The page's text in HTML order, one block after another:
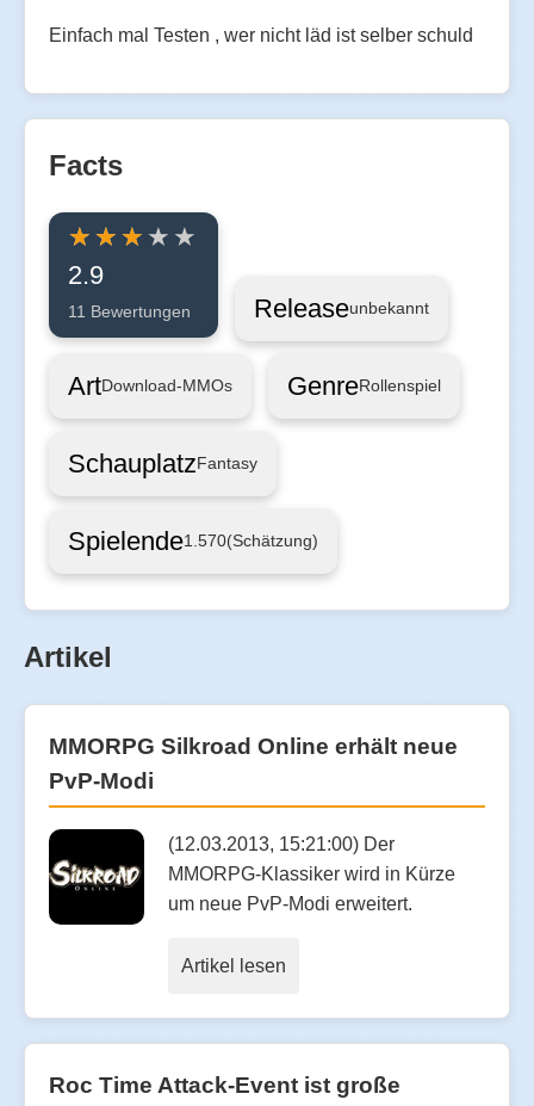
Einfach mal Testen , wer nicht läd ist selber schuld
Facts
2.9
11 Bewertungen Releaseunbekannt
ArtDownload-MMOs GenreRollenspiel
SchauplatzFantasy
Spielende1.570(Schätzung)
Artikel
MMORPG Silkroad Online erhält neue
PvP-Modi
(12.03.2013, 15:21:00) Der
MMORPG-Klassiker wird in Kürze
um neue PvP-Modi erweitert.
Artikel lesen
Roc Time Attack-Event ist große